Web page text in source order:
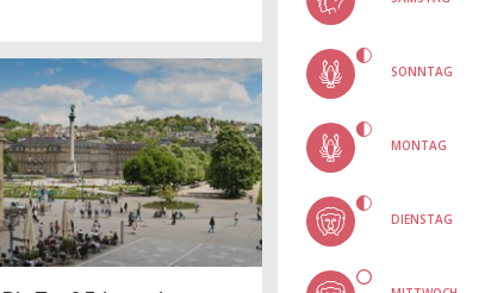
Angelegenheiten hat die
Hauptstadt die Nase vorn – mit
Salons, in denen Trends geboren
werden und wo sich Styles und
Stylisten aus der ganzen Welt feiern
lassen. Hier findet ihr Salons, die zu
den
SONNTAG
MONTAG
DIENSTAG